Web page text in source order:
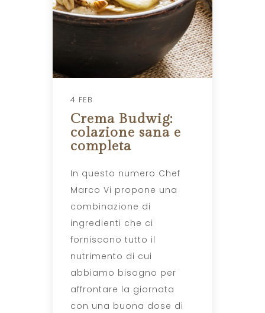
4 FEB
Crema Budwig:
colazione sana e
completa
In questo numero Chef
Marco Vi propone una
combinazione di
ingredienti che ci
forniscono tutto il
nutrimento di cui
abbiamo bisogno per
affrontare la giornata
con una buona dose di